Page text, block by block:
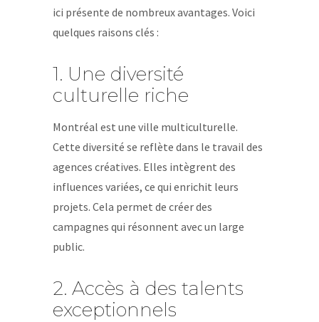
ici présente de nombreux avantages. Voici
quelques raisons clés :
1. Une diversité
culturelle riche
Montréal est une ville multiculturelle.
Cette diversité se reflète dans le travail des
agences créatives. Elles intègrent des
influences variées, ce qui enrichit leurs
projets. Cela permet de créer des
campagnes qui résonnent avec un large
public.
2. Accès à des talents
exceptionnels